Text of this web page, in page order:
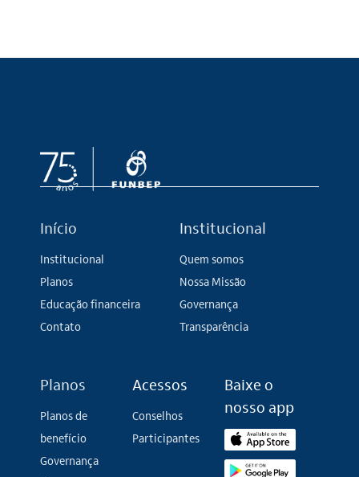
Início
Institucional
Planos
Educação financeira
Contato
Institucional
Quem somos
Nossa Missão
Governança
Transparência
Planos
Planos de
benefício
Governança
Acessos
Conselhos
Participantes
Baixe o
nosso app